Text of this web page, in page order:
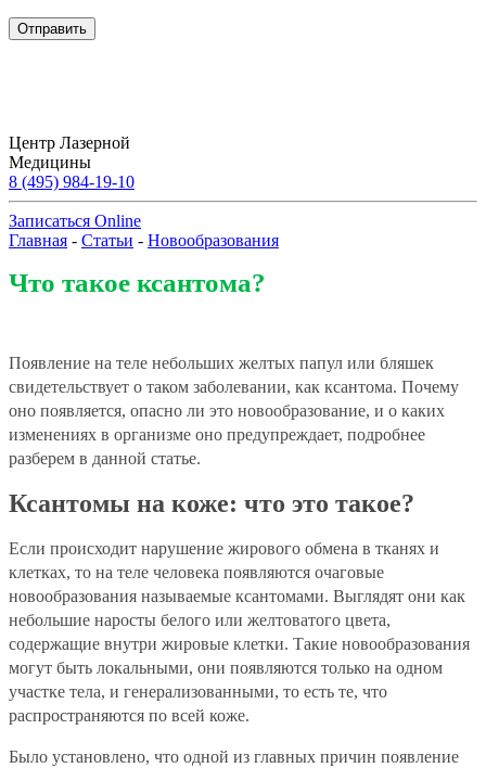
Центр Лазерной
Медицины
8 (495) 984-19-10
Записаться Online
Главная - Статьи - Новообразования
Что такое ксантома?
Появление на теле небольших желтых папул или бляшек
свидетельствует о таком заболевании, как ксантома. Почему
оно появляется, опасно ли это новообразование, и о каких
изменениях в организме оно предупреждает, подробнее
разберем в данной статье.
Ксантомы на коже: что это такое?
Если происходит нарушение жирового обмена в тканях и
клетках, то на теле человека появляются очаговые
новообразования называемые ксантомами. Выглядят они как
небольшие наросты белого или желтоватого цвета,
содержащие внутри жировые клетки. Такие новообразования
могут быть локальными, они появляются только на одном
участке тела, и генерализованными, то есть те, что
распространяются по всей коже.
Было установлено, что одной из главных причин появление